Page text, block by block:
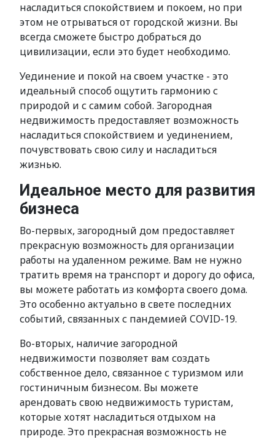
насладиться спокойствием и покоем, но при
этом не отрываться от городской жизни. Вы
всегда сможете быстро добраться до
цивилизации, если это будет необходимо.
Уединение и покой на своем участке - это
идеальный способ ощутить гармонию с
природой и с самим собой. Загородная
недвижимость предоставляет возможность
насладиться спокойствием и уединением,
почувствовать свою силу и насладиться
жизнью.
Идеальное место для развития
бизнеса
Во-первых, загородный дом предоставляет
прекрасную возможность для организации
работы на удаленном режиме. Вам не нужно
тратить время на транспорт и дорогу до офиса,
вы можете работать из комфорта своего дома.
Это особенно актуально в свете последних
событий, связанных с пандемией COVID-19.
Во-вторых, наличие загородной
недвижимости позволяет вам создать
собственное дело, связанное с туризмом или
гостиничным бизнесом. Вы можете
арендовать свою недвижимость туристам,
которые хотят насладиться отдыхом на
природе. Это прекрасная возможность не